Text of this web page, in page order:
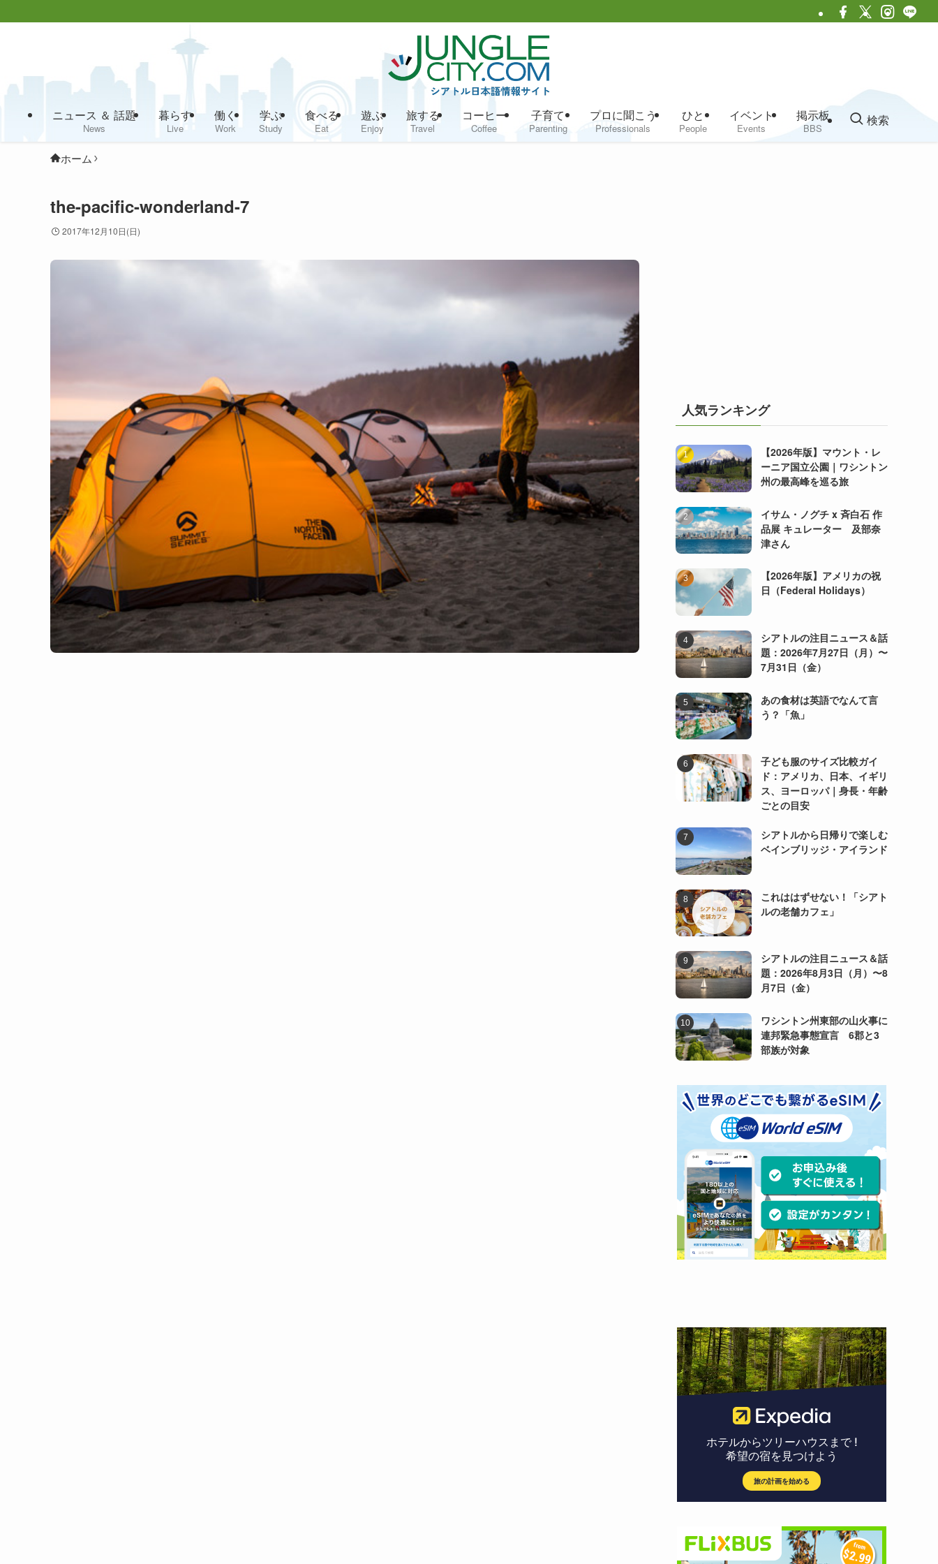
ニュース ＆ 話題
News
暮らす
Live
働く
Work
学ぶ
Study
食べる
Eat
遊ぶ
Enjoy
旅する
Travel
コーヒー
Coffee
子育て
Parenting
プロに聞こう
Professionals
ひと
People
イベント
Events
掲示板
BBS
検索
ホーム
the-pacific-wonderland-7
2017年12月10日(日)
人気ランキング
【2026年版】マウント・レ
ーニア国立公園｜ワシントン
州の最高峰を巡る旅
イサム・ノグチ x 斉白石 作
品展 キュレーター 及部奈
津さん
【2026年版】アメリカの祝
日（Federal Holidays）
シアトルの注目ニュース＆話
題：2026年7月27日（月）〜
7月31日（金）
あの食材は英語でなんて言
う？「魚」
子ども服のサイズ比較ガイ
ド：アメリカ、日本、イギリ
ス、ヨーロッパ｜身長・年齢
ごとの目安
シアトルから日帰りで楽しむ
ベインブリッジ・アイランド
これははずせない！「シアト
ルの老舗カフェ」
シアトルの注目ニュース＆話
題：2026年8月3日（月）〜8
月7日（金）
ワシントン州東部の山火事に
連邦緊急事態宣言 6郡と3
部族が対象